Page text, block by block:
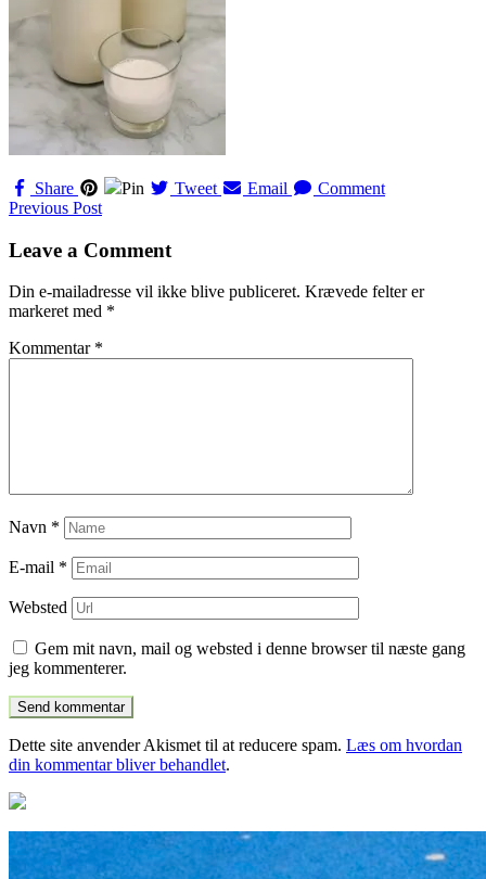
Share Pin Tweet Email Comment
Navigation
til
Previous Post
Leave a Comment
Din e-mailadresse vil ikke blive publiceret. Krævede felter er
markeret med *
Kommentar *
Navn *
E-mail *
Websted
Gem mit navn, mail og websted i denne browser til næste gang
jeg kommenterer.
Dette site anvender Akismet til at reducere spam. Læs om hvordan
din kommentar bliver behandlet.